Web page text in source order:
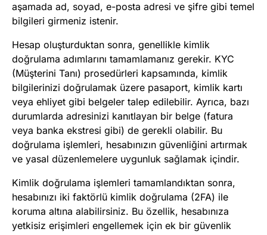
aşamada ad, soyad, e-posta adresi ve şifre gibi temel
bilgileri girmeniz istenir.
Hesap oluşturduktan sonra, genellikle kimlik
doğrulama adımlarını tamamlamanız gerekir. KYC
(Müşterini Tanı) prosedürleri kapsamında, kimlik
bilgilerinizi doğrulamak üzere pasaport, kimlik kartı
veya ehliyet gibi belgeler talep edilebilir. Ayrıca, bazı
durumlarda adresinizi kanıtlayan bir belge (fatura
veya banka ekstresi gibi) de gerekli olabilir. Bu
doğrulama işlemleri, hesabınızın güvenliğini artırmak
ve yasal düzenlemelere uygunluk sağlamak içindir.
Kimlik doğrulama işlemleri tamamlandıktan sonra,
hesabınızı iki faktörlü kimlik doğrulama (2FA) ile
koruma altına alabilirsiniz. Bu özellik, hesabınıza
yetkisiz erişimleri engellemek için ek bir güvenlik